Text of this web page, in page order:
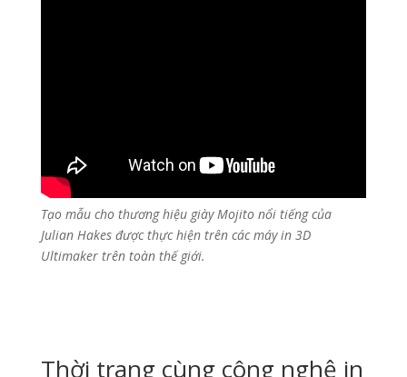
Tạo mẫu cho thương hiệu giày Mojito nổi tiếng của
Julian Hakes được thực hiện trên các máy in 3D
Ultimaker trên toàn thế giới.
Thời trang cùng công nghệ in